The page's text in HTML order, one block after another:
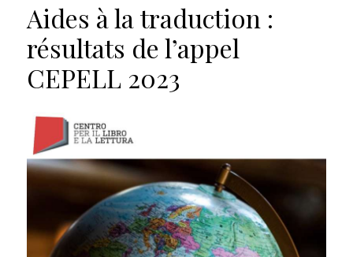
Aides à la traduction :
résultats de l’appel
CEPELL 2023